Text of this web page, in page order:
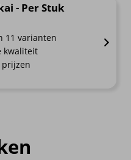
- Per Stuk
11 varianten
kwaliteit